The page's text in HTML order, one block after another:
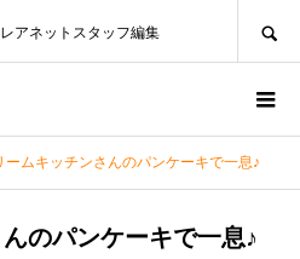
アネットスタッフ編集
ームキッチンさんのパンケーキで一息♪
のパンケーキで一息♪